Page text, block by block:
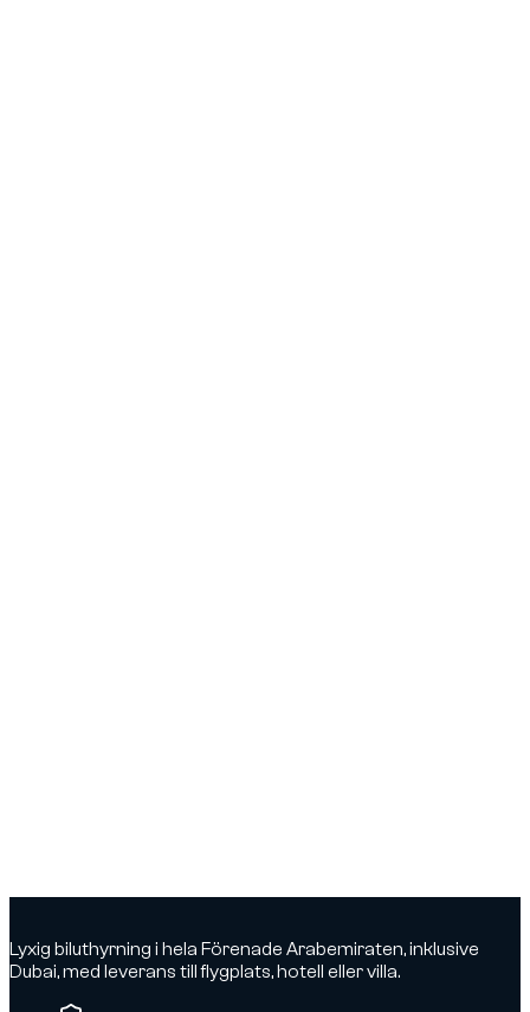
Lyxig biluthyrning i hela Förenade Arabemiraten, inklusive
Dubai, med leverans till flygplats, hotell eller villa.